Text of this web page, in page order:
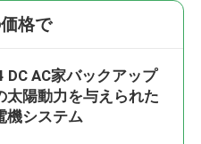
格で
DC AC家バックアップ
太陽動力を与えられた
機システム